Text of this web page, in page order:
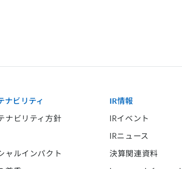
ナビリティ
ナビリティ方針
ャルインパクト
IR情報
IRイベント
IRニュース
決算関連資料